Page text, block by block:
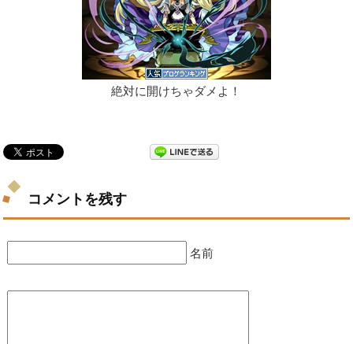
絶対に開けちゃダメよ！
コメントを残す
名前